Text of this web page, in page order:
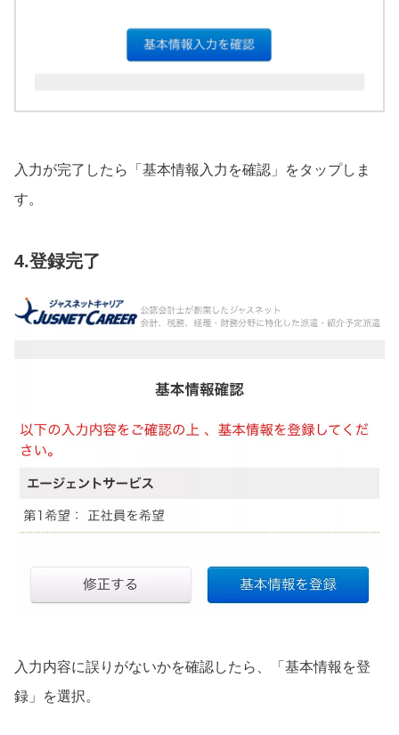
入力が完了したら「基本情報入力を確認」をタップしま
す。
4.登録完了
入力内容に誤りがないかを確認したら、「基本情報を登
録」を選択。